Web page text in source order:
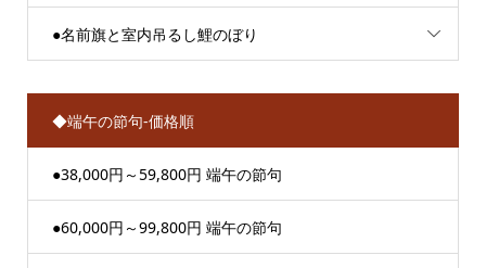
●名前旗と室内吊るし鯉のぼり
◆端午の節句-価格順
●38,000円～59,800円 端午の節句
●60,000円～99,800円 端午の節句